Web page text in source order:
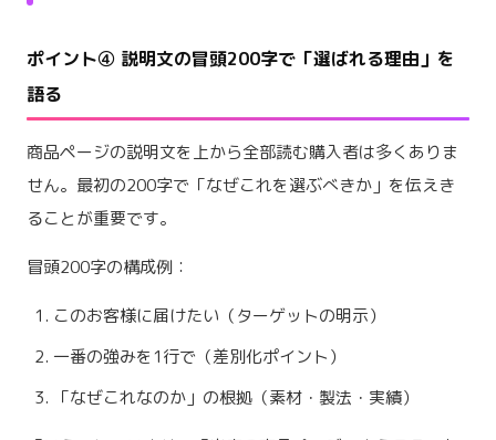
ポイント④ 説明文の冒頭200字で「選ばれる理由」を
語る
商品ページの説明文を上から全部読む購入者は多くありま
せん。最初の200字で「なぜこれを選ぶべきか」を伝えき
ることが重要です。
冒頭200字の構成例：
このお客様に届けたい（ターゲットの明示）
一番の強みを1行で（差別化ポイント）
「なぜこれなのか」の根拠（素材・製法・実績）